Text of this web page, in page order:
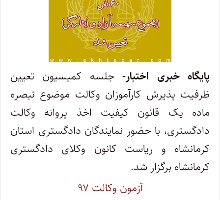
پایگاه خبری اختبار-جلسه کمیسیون تعیین
ظرفیت پذیرش کارآموزان وکالت موضوع تبصره
ماده یک قانون کیفیت اخذ پروانه وکالت
دادگستری، با حضور نمایندگان دادگستری استان
کرمانشاه و ریاست کانون وکلای دادگستری
کرمانشاه برگزار شد.
آزمون وکالت ۹۷